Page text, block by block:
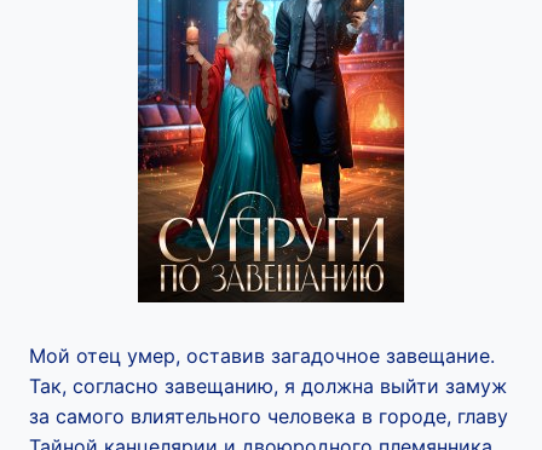
Мой отец умер, оставив загадочное завещание.
Так, согласно завещанию, я должна выйти замуж
за самого влиятельного человека в городе, главу